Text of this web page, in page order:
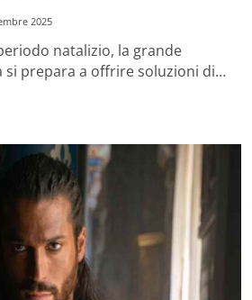
2025
natalizio, la grande
si prepara a offrire soluzioni di…